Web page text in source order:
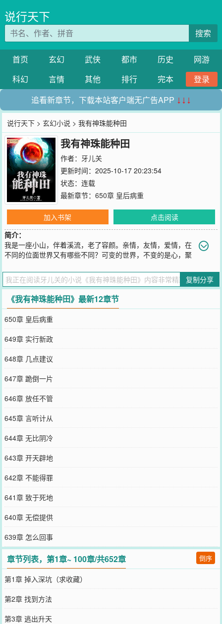
说行天下
搜索
首页 玄幻 武侠 都市 历史
网游
科幻
言情 其他 排行 完本
登录
追看新章节，下载本站客户端无广告APP ↓↓↓
说行天下 >玄幻小说 > 我有神珠能种田
我有神珠能种田
作者： 牙儿关
更新时间：2025-10-17 20:23:54
状态：连载
最新章节： 650章 皇后病重
加入书架
点击阅读
简介：
我是一座小山，伴着溪流，老了容颜。亲情，友情，爱情，在
不同的位面世界又有哪些不同？可变的世界，不变的是心，聚
您要是觉得《我有神珠能种田》还不错的话请不要忘记向您QQ群和微
博微信里的朋友推荐哦！
复制分享
《我有神珠能种田》最新12章节
650章 皇后病重
649章 实行新政
648章 几点建议
647章 跪倒一片
646章 放任不管
645章 言听计从
644章 无比阴冷
643章 开天辟地
642章 不能得罪
641章 致于死地
640章 无偿提供
639章 怎么回事
章节列表，第1章~ 100章/共652章 倒序
第1章 掉入深坑（求收藏）
第2章 找到方法
第3章 逃出升天